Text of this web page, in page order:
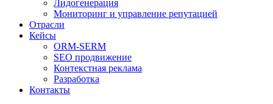
Лидогенерация
Мониторинг и управление репутацией
Отрасли
Кейсы
ORM-SERM
SEO продвижение
Контекстная реклама
Разработка
Контакты